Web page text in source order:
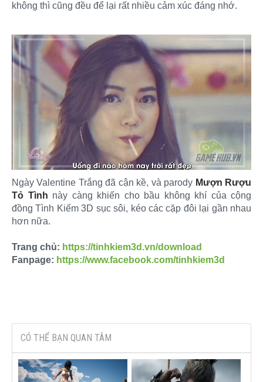
không thì cũng đều để lại rất nhiều cảm xúc đáng nhớ.
Ngày Valentine Trắng đã cận kề, và parody Mượn Rượu
Tỏ Tình này càng khiến cho bầu không khí của cộng
đồng Tình Kiếm 3D sục sôi, kéo các cặp đôi lại gần nhau
hơn nữa.
Trang chủ: https://tinhkiem3d.vn/download
Fanpage: https://www.facebook.com/tinhkiem3d
CÓ THỂ BẠN QUAN TÂM